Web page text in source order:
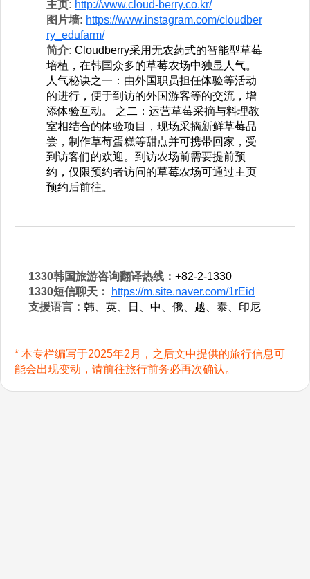
主页: http://www.cloud-berry.co.kr/
图片墙: https://www.instagram.com/cloudber
ry_edufarm/
简介: Cloudberry采用无农药式的智能型草莓
培植，在韩国众多的草莓农场中独显人气。
人气秘诀之一：由外国职员担任体验等活动
的进行，便于到访的外国游客等的交流，增
添体验互动。 之二：运营草莓采摘与料理教
室相结合的体验项目，现场采摘新鲜草莓品
尝，制作草莓蛋糕等甜点并可携带回家，受
到访客们的欢迎。到访农场前需要提前预
约，仅限预约者访问的草莓农场可通过主页
预约后前往。
1330韩国旅游咨询翻译热线： +82-2-1330
1330短信聊天：
https://m.site.naver.com/1rEid
支援语言： 韩、英、日、中、俄、越、泰、印尼
* 本专栏编写于2025年2月，之后文中提供的旅行信息可
能会出现变动，请前往旅行前务必再次确认。